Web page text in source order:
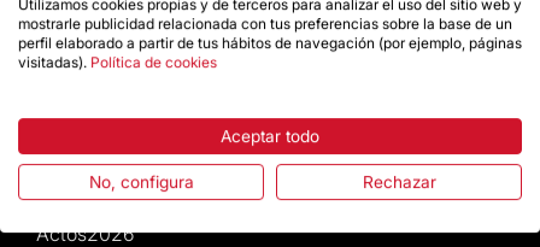
Noticias y Actualidad
Agenda
Da un impulso
Actos2026
Utilizamos cookies propias y de terceros para analizar el uso del sitio web y
mostrarle publicidad relacionada con tus preferencias sobre la base de un
perfil elaborado a partir de tus hábitos de navegación (por ejemplo, páginas
visitadas). Política de cookies
Aceptar todo
No, configura Rechazar